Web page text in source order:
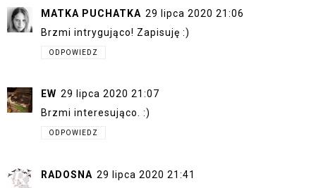
MATKA PUCHATKA 29 lipca 2020 21:06
Brzmi intrygująco! Zapisuję :)
ODPOWIEDZ
EW 29 lipca 2020 21:07
Brzmi interesująco. :)
ODPOWIEDZ
RADOSNA 29 lipca 2020 21:41